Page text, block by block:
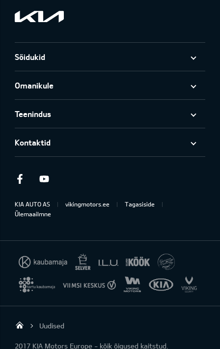
Sõidukid
Omanikule
Teenindus
Kontaktid
Facebook
KIA AUTO AS vikingmotors.ee
Tagasiside
Ülemaailmne
Viking Motors - Kia müük, hooldus ja
Uudised
2017 KIA Motors Europe - kõik õigused kaitstud.